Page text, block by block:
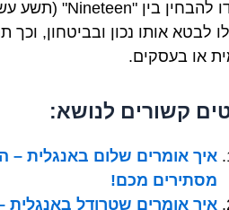
לבטא אותו נכון ובביטחון,
או בעסקים.
קשורים לנושא:
איך אומרים שלום באנגלית –
מסתירים מכם!
איך אומרים שטרודל